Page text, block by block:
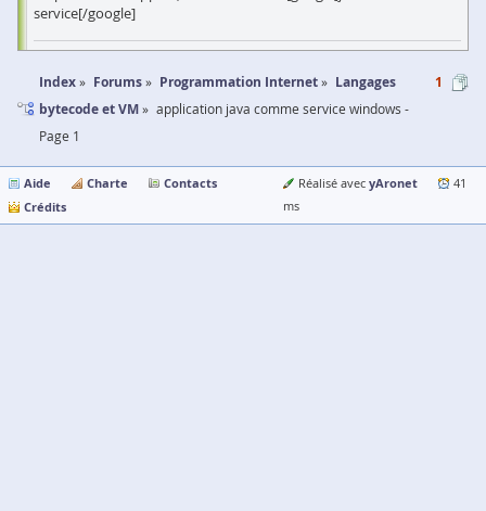
service[/google]
Index Forums Programmation Internet
Langages
bytecode et VM
application java comme service windows -
Page 1
1
Aide Charte
Contacts
Crédits
Réalisé avec yAronet
41
ms